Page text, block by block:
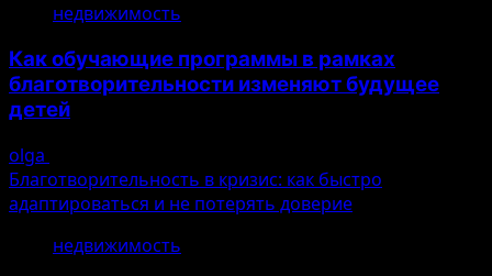
недвижимость
Как обучающие программы в рамках
благотворительности изменяют будущее
детей
olga
Благотворительность в кризис: как быстро
адаптироваться и не потерять доверие
недвижимость